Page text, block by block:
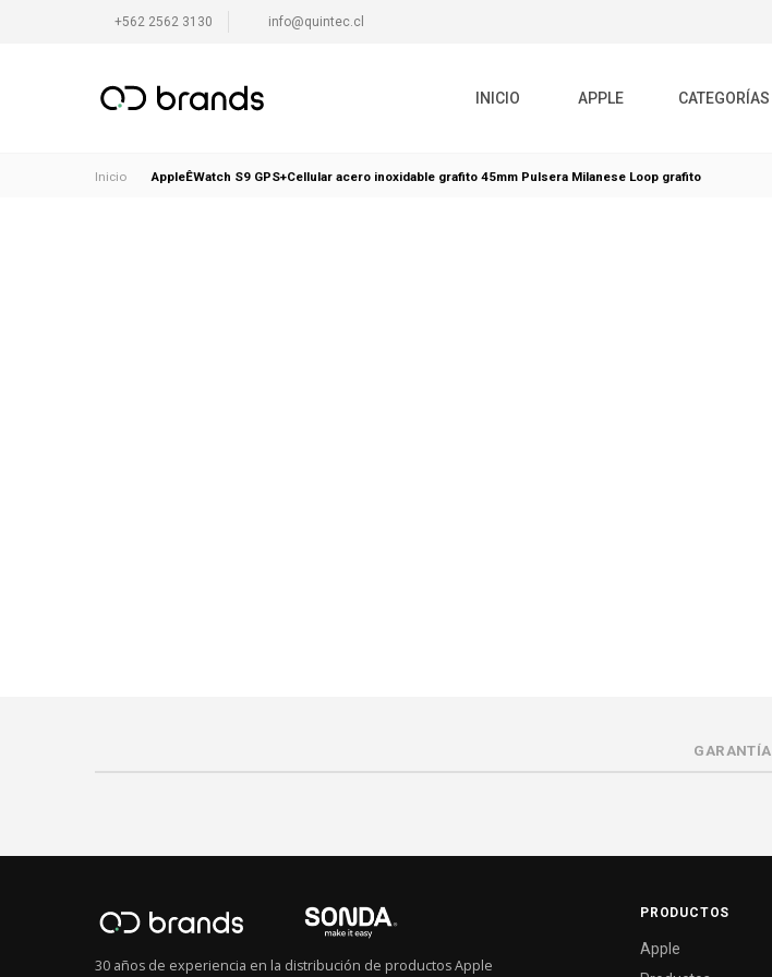
+562 2562 3130 info@quintec.cl
INICIO APPLE CATEGORÍAS
Inicio AppleÊWatch S9 GPS+Cellular acero inoxidable grafito 45mm Pulsera Milanese Loop grafito
GARANTÍA
30 años de experiencia en la distribución de productos Apple
PRODUCTOS
Apple